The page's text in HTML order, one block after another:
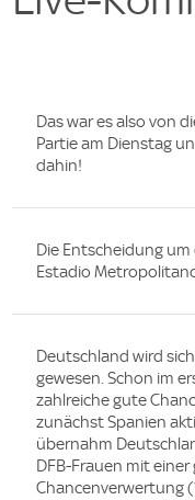
Das war es also von
Partie am Dienstag
dahin!
Die Entscheidung
Estadio
Deutschland wird
gewesen. Schon im
zahlreiche gute
zunächst Spanien
übernahm
DFB-Frauen mit
Chancenverwertung